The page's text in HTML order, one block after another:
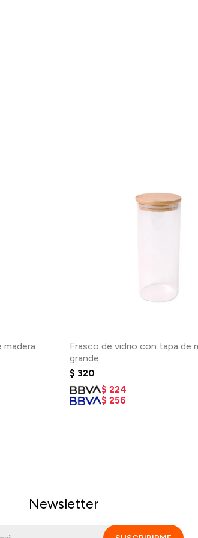
madera
Frasco de vidrio con tapa de
grande
$ 320
$ 224
$ 256
Newsletter